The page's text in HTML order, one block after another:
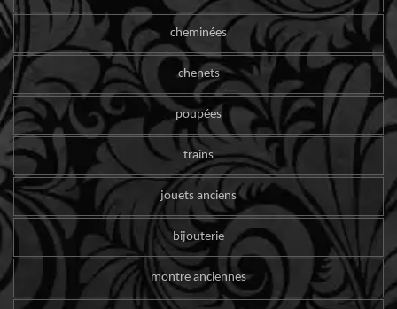
cheminées
chenets
poupées
trains
jouets anciens
bijouterie
montre anciennes